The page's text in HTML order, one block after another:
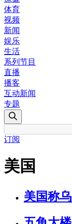
体育
视频
新闻
娱乐
生活
系列节目
直播
播客
互动新闻
专题
订阅
美国
美国称